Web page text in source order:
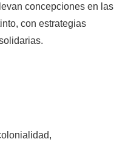
concepciones en las
con estrategias